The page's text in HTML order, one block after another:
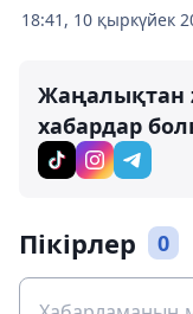
18:41, 10 қыркүйек
Жаңалықтан
хабардар
Пікірлер 0